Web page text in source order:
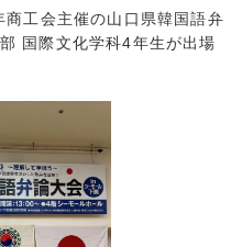
工会主催の山口県韓国語弁
国際文化学科4年生が出場